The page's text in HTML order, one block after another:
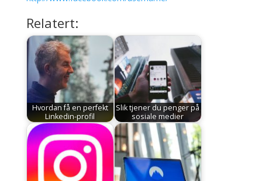
Relatert:
Hvordan få en perfekt
Linkedin-profil
Slik tjener du penger på
sosiale medier